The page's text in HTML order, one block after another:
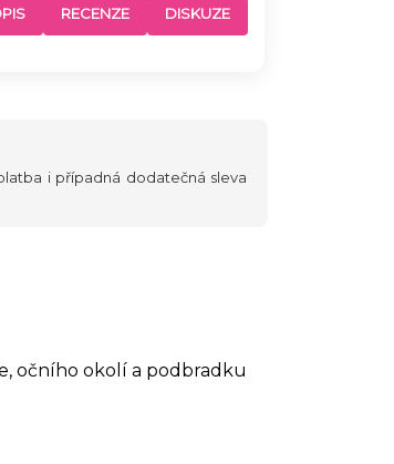
RECENZE DISKUZE
i případná dodatečná sleva
očního okolí a podbradku